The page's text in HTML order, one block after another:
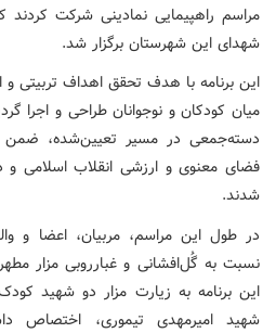
مراسم راهپیمایی نمادینی شرکت کردند
شهدای این شهرستان برگزار شد.
این برنامه با هدف تحقق اهداف تربیتی
میان کودکان و نوجوانان طراحی و
دسته‌جمعی در مسیر تعیین‌شده، ضمن
فضای معنوی و ارزشی انقلاب اسلامی
شدند.
در طول این مراسم، مربیان، اعضا و
نسبت به گُل‌افشانی و غبارروبی مزار
این برنامه به زیارت مزار دو شهید
شهید امیرمهدی تیموری، اختصاص